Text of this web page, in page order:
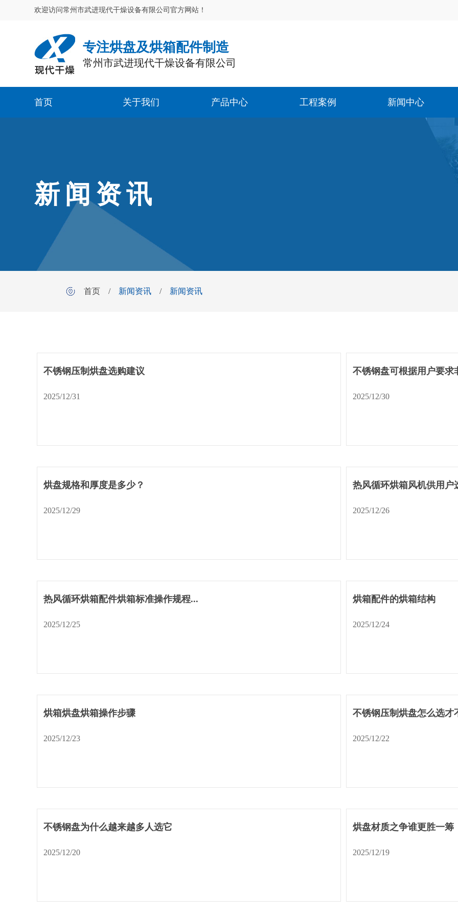
欢迎访问常州市武进现代干燥设备有限公司官方网站！
专注烘盘及烘箱配件制造
常州市武进现代干燥设备有限公司
首页 关于我们 产品中心 工程案例 新闻中心
新闻资讯
首页/ 新闻资讯/ 新闻资讯
不锈钢压制烘盘选购建议
2025/12/31
不锈钢盘可根据用户要求
2025/12/30
烘盘规格和厚度是多少？
2025/12/29
热风循环烘箱风机供用户
2025/12/26
热风循环烘箱配件烘箱标准操作规程...
2025/12/25
烘箱配件的烘箱结构
2025/12/24
烘箱烘盘烘箱操作步骤
2025/12/23
不锈钢压制烘盘怎么选才
2025/12/22
不锈钢盘为什么越来越多人选它
2025/12/20
烘盘材质之争谁更胜一筹
2025/12/19